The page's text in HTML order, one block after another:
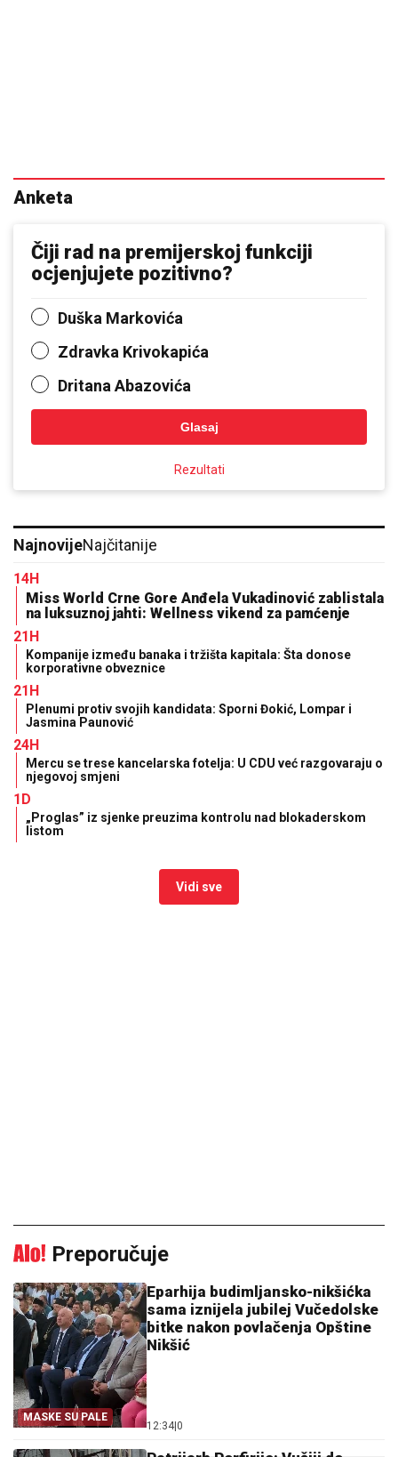
Anketa
Čiji rad na premijerskoj funkciji
ocjenjujete pozitivno?
Duška Markovića
Zdravka Krivokapića
Dritana Abazovića
Glasaj
Rezultati
NajnovijeNajčitanije
14H
Miss World Crne Gore Anđela Vukadinović zablistala
na luksuznoj jahti: Wellness vikend za pamćenje
21H
Kompanije između banaka i tržišta kapitala: Šta donose
korporativne obveznice
21H
Plenumi protiv svojih kandidata: Sporni Đokić, Lompar i
Jasmina Paunović
24H
Mercu se trese kancelarska fotelja: U CDU već razgovaraju o
njegovoj smjeni
1D
„Proglas” iz sjenke preuzima kontrolu nad blokaderskom
listom
Vidi sve
Preporučuje
MASKE SU PALE
Eparhija budimljansko-nikšićka
sama iznijela jubilej Vučedolske
bitke nakon povlačenja Opštine
Nikšić
12:34 0